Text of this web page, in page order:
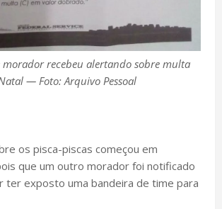
recebeu alertando sobre multa
— Foto: Arquivo Pessoal
os pisca-piscas começou em
que um outro morador foi notificado
ter exposto uma bandeira de time para